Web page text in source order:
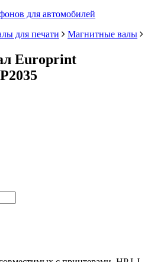
для автомобилей
для печати
Магнитные валы
Europrint